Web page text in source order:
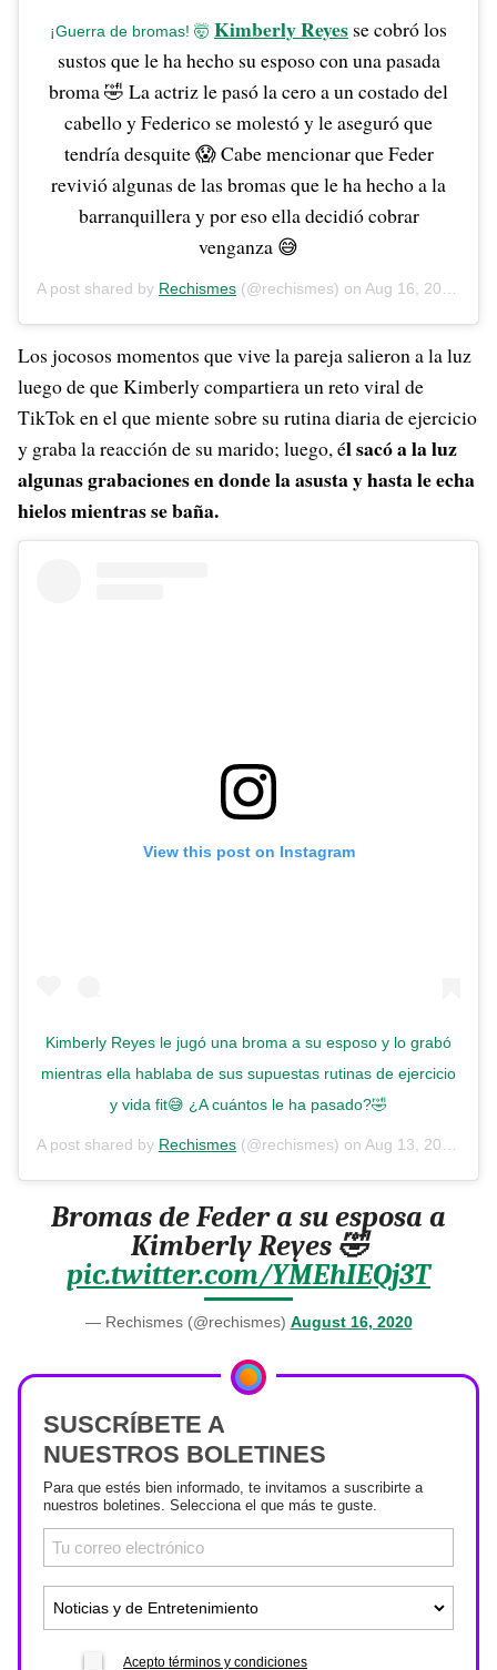
¡Guerra de bromas! 🤯 Kimberly Reyes se cobró los
sustos que le ha hecho su esposo con una pasada
broma 🤣 La actriz le pasó la cero a un costado del
cabello y Federico se molestó y le aseguró que
tendría desquite 😱 Cabe mencionar que Feder
revivió algunas de las bromas que le ha hecho a la
barranquillera y por eso ella decidió cobrar
venganza 😅
A post shared by Rechismes (@rechismes) on Aug 16, 2020 at 10:05am PDT
Los jocosos momentos que vive la pareja salieron a la luz
luego de que Kimberly compartiera un reto viral de
TikTok en el que miente sobre su rutina diaria de ejercicio
y graba la reacción de su marido; luego, él sacó a la luz
algunas grabaciones en donde la asusta y hasta le echa
hielos mientras se baña.
View this post on Instagram
Kimberly Reyes le jugó una broma a su esposo y lo grabó
mientras ella hablaba de sus supuestas rutinas de ejercicio
y vida fit😅 ¿A cuántos le ha pasado?🤣
A post shared by Rechismes (@rechismes) on Aug 13, 2020 at 9:20am PDT
Bromas de Feder a su esposa a
Kimberly Reyes 🤣
pic.twitter.com/YMEhIEQj3T
— Rechismes (@rechismes) August 16, 2020
SUSCRÍBETE A
NUESTROS BOLETINES
Para que estés bien informado, te invitamos a suscribirte a
nuestros boletines. Selecciona el que más te guste.
Acepto términos y condiciones